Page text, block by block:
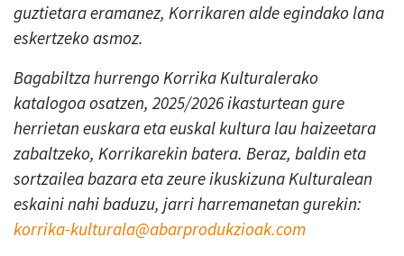
guztietara eramanez, Korrikaren alde egindako lana
eskertzeko asmoz.
Bagabiltza hurrengo Korrika Kulturalerako
katalogoa osatzen, 2025/2026 ikasturtean gure
herrietan euskara eta euskal kultura lau haizeetara
zabaltzeko, Korrikarekin batera. Beraz, baldin eta
sortzailea bazara eta zeure ikuskizuna Kulturalean
eskaini nahi baduzu, jarri harremanetan gurekin:
korrika-kulturala@abarprodukzioak.com